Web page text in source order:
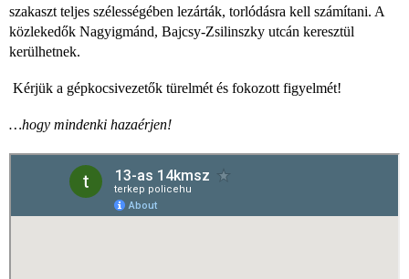
szakaszt teljes szélességében lezárták, torlódásra kell számítani. A
közlekedők Nagyigmánd, Bajcsy-Zsilinszky utcán keresztül
kerülhetnek.
Kérjük a gépkocsivezetők türelmét és fokozott figyelmét!
…hogy mindenki hazaérjen!